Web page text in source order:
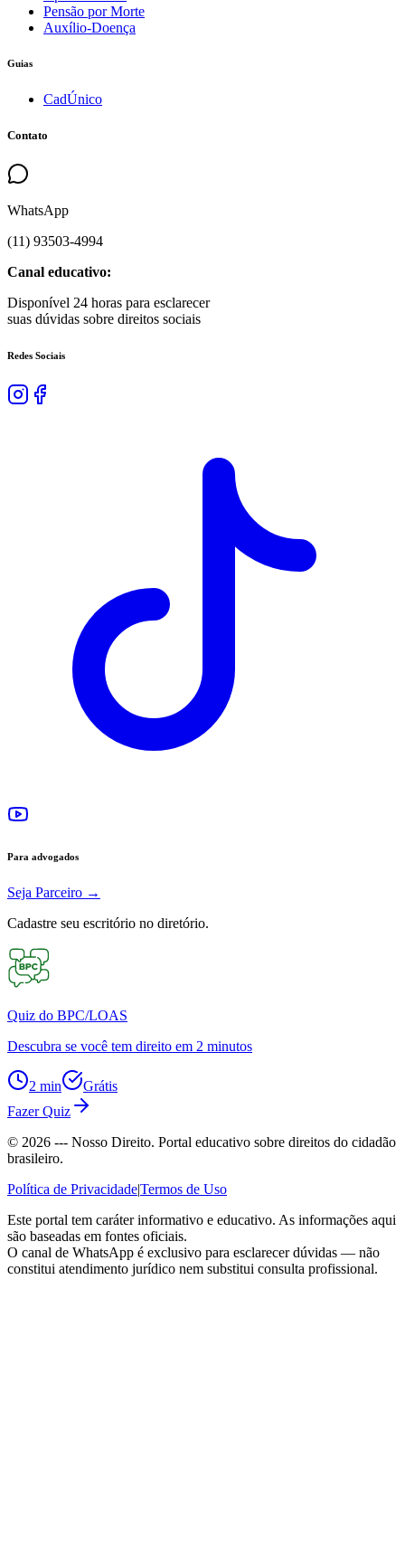
Pensão por Morte
Auxílio-Doença
Guias
CadÚnico
Contato
WhatsApp
(11) 93503-4994
Canal educativo:
Disponível 24 horas para esclarecer
suas dúvidas sobre direitos sociais
Redes Sociais
Para advogados
Seja Parceiro →
Cadastre seu escritório no diretório.
Quiz do BPC/LOAS
Descubra se você tem direito em 2 minutos
2 min
Grátis
Fazer Quiz
© 2026 --- Nosso Direito. Portal educativo sobre direitos do cidadão
brasileiro.
Política de Privacidade|Termos de Uso
Este portal tem caráter informativo e educativo. As informações aqui
são baseadas em fontes oficiais.
O canal de WhatsApp é exclusivo para esclarecer dúvidas — não
constitui atendimento jurídico nem substitui consulta profissional.